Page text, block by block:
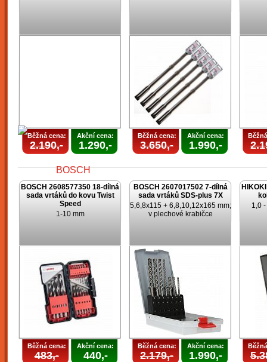
Běžná cena:
2.190,-
Akční cena:
1.290,-
Běžná cena:
3.650,-
Akční cena:
1.990,-
BOSCH 2608577350 18-dílná
sada vrtáků do kovu Twist
Speed
1-10 mm
Běžná cena:
483,-
Akční cena:
440,-
BOSCH 2607017502 7-dílná
sada vrtáků SDS-plus 7X
5,6,8x115 + 6,8,10,12x165 mm;
v plechové krabičce
Běžná cena:
2.179,-
Akční cena:
1.990,-
1,0